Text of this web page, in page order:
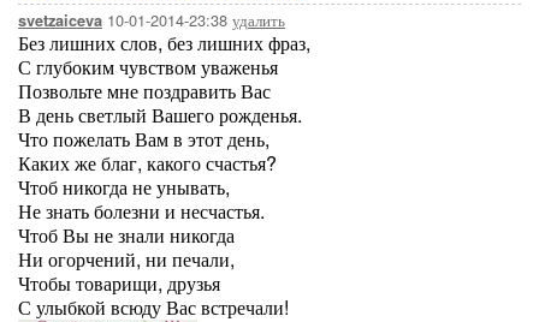
svetzaiceva 10-01-2014-23:38 удалить
Без лишних слов, без лишних фраз,
С глубоким чувством уваженья
Позвольте мне поздравить Вас
В день светлый Вашего рожденья.
Что пожелать Вам в этот день,
Каких же благ, какого счастья?
Чтоб никогда не унывать,
Не знать болезни и несчастья.
Чтоб Вы не знали никогда
Ни огорчений, ни печали,
Чтобы товарищи, друзья
С улыбкой всюду Вас встречали!